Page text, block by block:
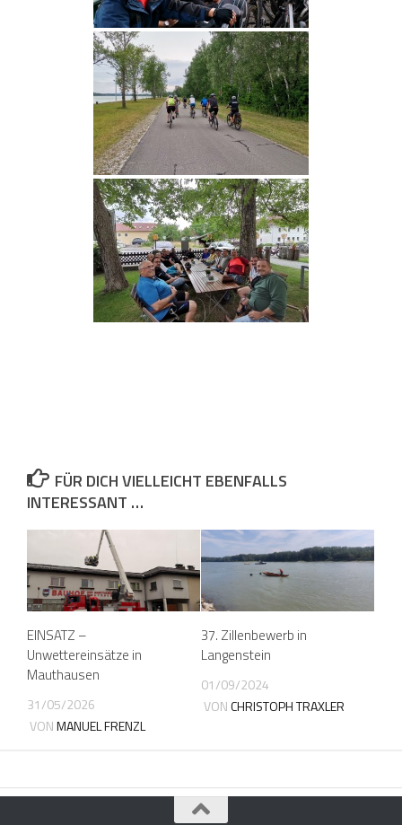
FÜR DICH VIELLEICHT EBENFALLS
INTERESSANT …
EINSATZ –
Unwettereinsätze in
Mauthausen
31/05/2026
VONMANUEL FRENZL
37. Zillenbewerb in
Langenstein
01/09/2024
VONCHRISTOPH TRAXLER